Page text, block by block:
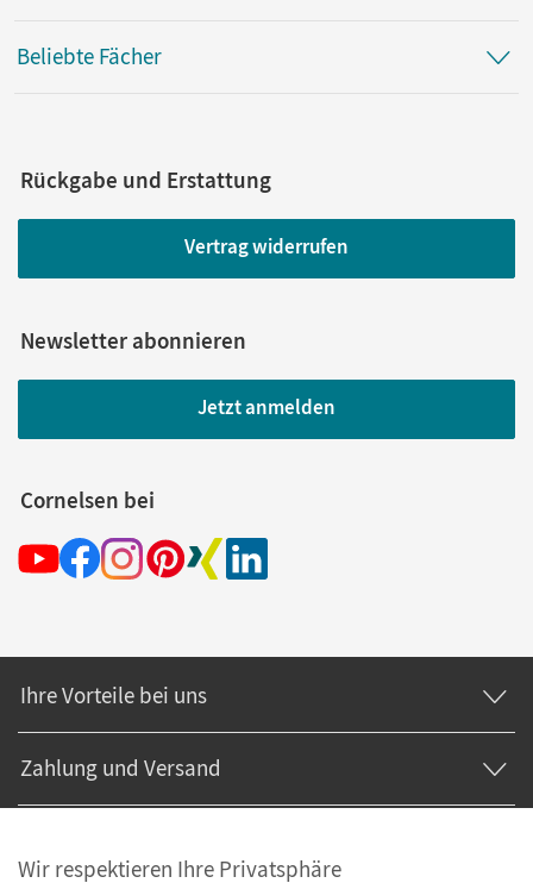
Beliebte Fächer
Rückgabe und Erstattung
Vertrag widerrufen
Newsletter abonnieren
Jetzt anmelden
Cornelsen bei
Ihre Vorteile bei uns
Zahlung und Versand
Wir respektieren Ihre Privatsphäre